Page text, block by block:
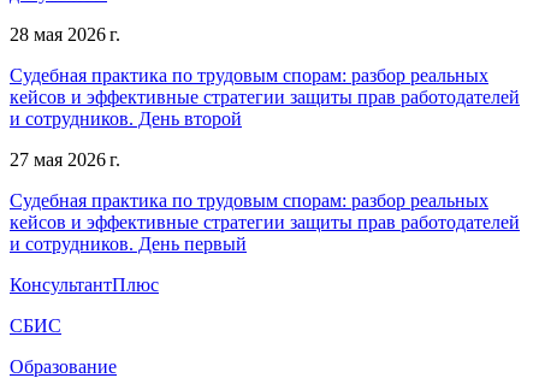
28 мая 2026 г.
Судебная практика по трудовым спорам: разбор реальных
кейсов и эффективные стратегии защиты прав работодателей
и сотрудников. День второй
27 мая 2026 г.
Судебная практика по трудовым спорам: разбор реальных
кейсов и эффективные стратегии защиты прав работодателей
и сотрудников. День первый
КонсультантПлюс
СБИС
Образование